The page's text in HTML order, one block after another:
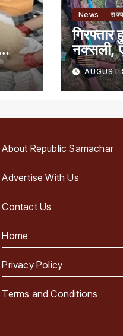
News
गिरफ्तार
नक्सली,
कारतूस
AUGUST
About Republic Samachar
Advertise With Us
Contact Us
Home
Privacy Policy
Terms and Conditions